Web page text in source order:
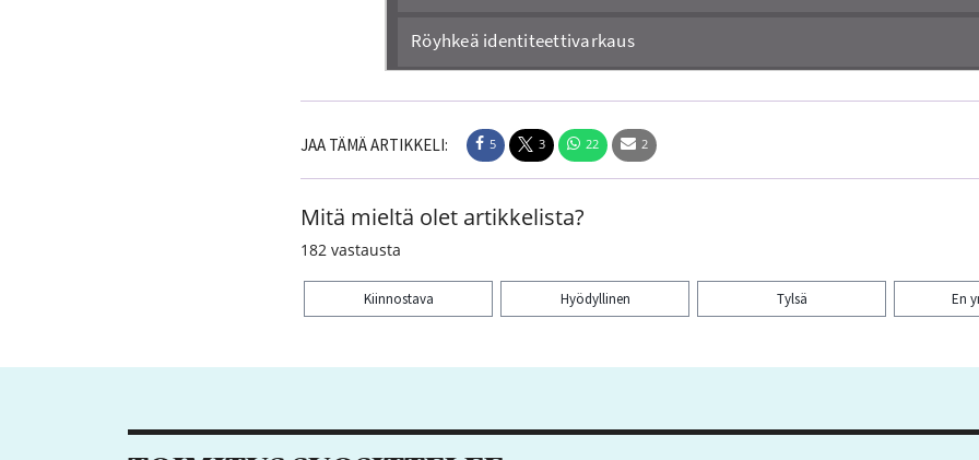
JAA TÄMÄ ARTIKKELI: 5 3 22 2
Mitä mieltä olet artikkelista?
182 vastausta
Kiinnostava Hyödyllinen Tylsä En